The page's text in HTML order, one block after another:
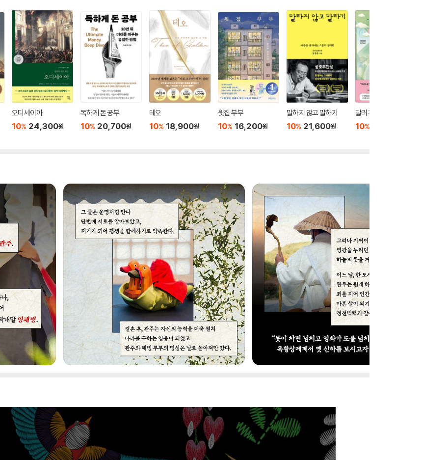
오디세이아
10% 24,300원
독하게 돈 공부
10% 20,700원
테오
10% 18,900원
윗집 부부
10% 16,200원
말하지 않고 말하기
10% 21,600원
달러구트 꿈 백화점 0
10%